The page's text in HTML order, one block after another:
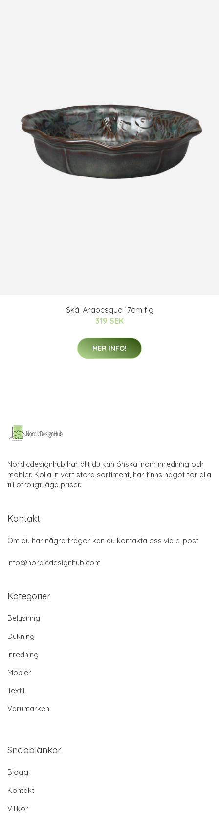
Skål Arabesque 17cm fig
319 SEK
MER INFO!
Nordicdesignhub har allt du kan önska inom inredning och
möbler. Kolla in vårt stora sortiment, här finns något för alla
till otroligt låga priser.
Kontakt
Om du har några frågor kan du kontakta oss via e-post:
info@nordicdesignhub.com
Kategorier
Belysning
Dukning
Inredning
Möbler
Textil
Varumärken
Snabblänkar
Blogg
Kontakt
Villkor